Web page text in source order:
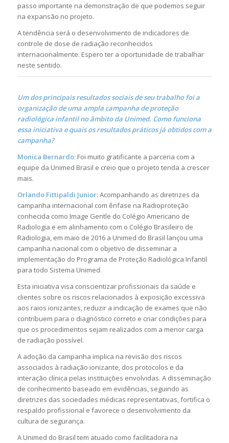
passo importante na demonstração de que podemos seguir
na expansão no projeto.
A tendência será o desenvolvimento de indicadores de
controle de dose de radiação reconhecidos
internacionalmente. Espero ter a oportunidade de trabalhar
neste sentido.
Um dos principais resultados sociais de seu trabalho foi a
organização de uma ampla campanha de proteção
radiológica infantil no âmbito da Unimed. Como funciona
essa iniciativa e quais os resultados práticos já obtidos com a
campanha?
Monica Bernardo: Foi muito gratificante a parceria com a
equipe da Unimed Brasil e creio que o projeto tenda a crescer
mais.
Orlando Fittipaldi Junior:Acompanhando as diretrizes da
campanha internacional com ênfase na Radioproteção
conhecida como Image Gentle do Colégio Americano de
Radiologia e em alinhamento com o Colégio Brasileiro de
Radiologia, em maio de 2016 a Unimed do Brasil lançou uma
campanha nacional com o objetivo de disseminar a
implementação do Programa de Proteção Radiológica Infantil
para todo Sistema Unimed.
Esta iniciativa visa conscientizar profissionais da saúde e
clientes sobre os riscos relacionados à exposição excessiva
aos raios ionizantes, reduzir a indicação de exames que não
contribuem para o diagnóstico correto e criar condições para
que os procedimentos sejam realizados com a menor carga
de radiação possível.
A adoção da campanha implica na revisão dos riscos
associados à radiação ionizante, dos protocolos e da
interação clínica pelas instituições envolvidas. A disseminação
de conhecimento baseado em evidências, seguindo as
diretrizes das sociedades médicas representativas, fortifica o
respaldo profissional e favorece o desenvolvimento da
cultura de segurança.
A Unimed do Brasil tem atuado como facilitadora na